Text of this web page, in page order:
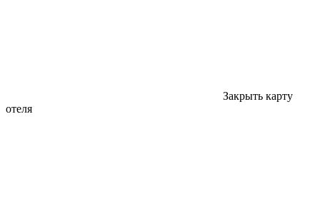
Закрыть карту
отеля